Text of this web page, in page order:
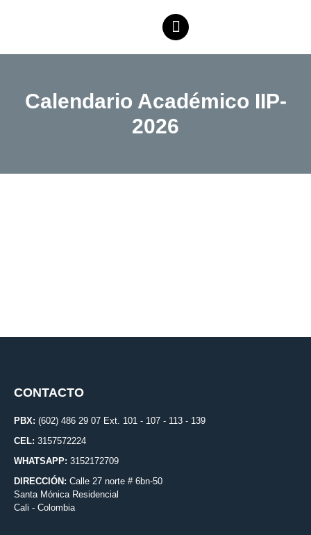
Calendario Académico IIP-
2026
CONTACTO
PBX: (602) 486 29 07 Ext. 101 - 107 - 113 - 139
CEL: 3157572224
WHATSAPP: 3152172709
DIRECCIÓN: Calle 27 norte # 6bn-50
Santa Mónica Residencial
Cali - Colombia